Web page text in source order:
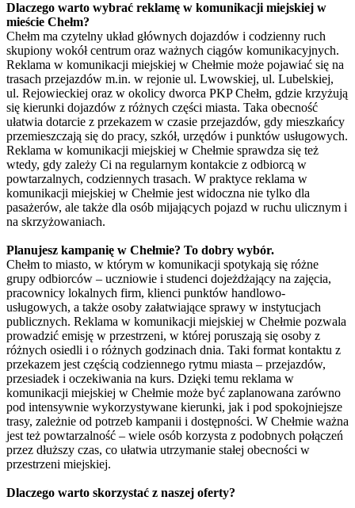
Dlaczego warto wybrać reklamę w komunikacji miejskiej w
mieście Chełm?
Chełm ma czytelny układ głównych dojazdów i codzienny ruch
skupiony wokół centrum oraz ważnych ciągów komunikacyjnych.
Reklama w komunikacji miejskiej w Chełmie może pojawiać się na
trasach przejazdów m.in. w rejonie ul. Lwowskiej, ul. Lubelskiej,
ul. Rejowieckiej oraz w okolicy dworca PKP Chełm, gdzie krzyżują
się kierunki dojazdów z różnych części miasta. Taka obecność
ułatwia dotarcie z przekazem w czasie przejazdów, gdy mieszkańcy
przemieszczają się do pracy, szkół, urzędów i punktów usługowych.
Reklama w komunikacji miejskiej w Chełmie sprawdza się też
wtedy, gdy zależy Ci na regularnym kontakcie z odbiorcą w
powtarzalnych, codziennych trasach. W praktyce reklama w
komunikacji miejskiej w Chełmie jest widoczna nie tylko dla
pasażerów, ale także dla osób mijających pojazd w ruchu ulicznym i
na skrzyżowaniach.
Planujesz kampanię w Chełmie? To dobry wybór.
Chełm to miasto, w którym w komunikacji spotykają się różne
grupy odbiorców – uczniowie i studenci dojeżdżający na zajęcia,
pracownicy lokalnych firm, klienci punktów handlowo-
usługowych, a także osoby załatwiające sprawy w instytucjach
publicznych. Reklama w komunikacji miejskiej w Chełmie pozwala
prowadzić emisję w przestrzeni, w której poruszają się osoby z
różnych osiedli i o różnych godzinach dnia. Taki format kontaktu z
przekazem jest częścią codziennego rytmu miasta – przejazdów,
przesiadek i oczekiwania na kurs. Dzięki temu reklama w
komunikacji miejskiej w Chełmie może być zaplanowana zarówno
pod intensywnie wykorzystywane kierunki, jak i pod spokojniejsze
trasy, zależnie od potrzeb kampanii i dostępności. W Chełmie ważna
jest też powtarzalność – wiele osób korzysta z podobnych połączeń
przez dłuższy czas, co ułatwia utrzymanie stałej obecności w
przestrzeni miejskiej.
Dlaczego warto skorzystać z naszej oferty?